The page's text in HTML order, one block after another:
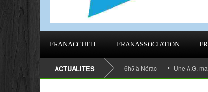
FRANACCUEIL FRANASSOCIATION
ACTUALITES
GÉNÉRALE 2023 de 9h40 à 16h5 à Nérac Une A.G.